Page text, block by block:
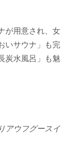
が用意され、女
いサウナ」も完
炭水風呂」も魅
アウフグースイ